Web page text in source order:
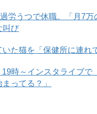
労うつで休職。「月7
叫び
いた猫を「保健所に連
19時～インスタライブ
ってる？」